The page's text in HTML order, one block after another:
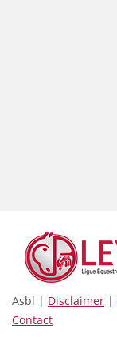
Asbl | Disclaimer |
Contact